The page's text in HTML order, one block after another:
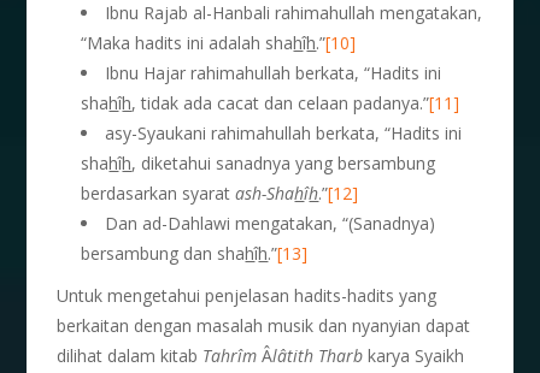
Ibnu Rajab al-Hanbali rahimahullah mengatakan,
“Maka hadits ini adalah shahîh.”[10]
Ibnu Hajar rahimahullah berkata, “Hadits ini
shahîh, tidak ada cacat dan celaan padanya.”[11]
asy-Syaukani rahimahullah berkata, “Hadits ini
shahîh, diketahui sanadnya yang bersambung
berdasarkan syaratash-Shahîh.”[12]
Dan ad-Dahlawi mengatakan, “(Sanadnya)
bersambung dan shahîh.”[13]
Untuk mengetahui penjelasan hadits-hadits yang
berkaitan dengan masalah musik dan nyanyian dapat
dilihat dalam kitab TahrîmÂlâtith Tharb karya Syaikh